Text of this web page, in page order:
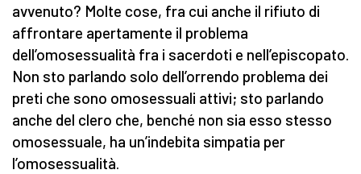
avvenuto? Molte cose, fra cui anche il rifiuto di
affrontare apertamente il problema
dell’omosessualità fra i sacerdoti e nell’episcopato.
Non sto parlando solo dell’orrendo problema dei
preti che sono omosessuali attivi; sto parlando
anche del clero che, benché non sia esso stesso
omosessuale, ha un’indebita simpatia per
l’omosessualità.